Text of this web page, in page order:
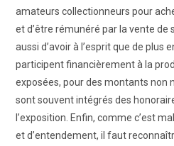
amateurs collectionneurs pour
et d’être rémunéré par la vente de
aussi d’avoir à l’esprit que de plus
participent financièrement à la
exposées, pour des montants non
sont souvent intégrés des
l’exposition. Enfin, comme c’est
et d’entendement, il faut